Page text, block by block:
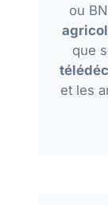
ou
que
et les